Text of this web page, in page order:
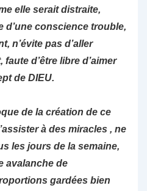
elle serait distraite,
d’une conscience trouble,
n’évite pas d’aller
d’être libre d’aimer
de DIEU.
de la création de ce
à des miracles , ne
les jours de la semaine,
avalanche de
gardées bien